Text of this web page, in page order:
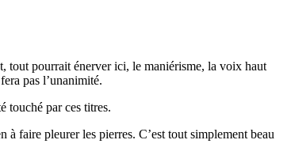
tout pourrait énerver ici, le maniérisme, la voix haut
pas l’unanimité.
touché par ces titres.
à faire pleurer les pierres. C’est tout simplement beau